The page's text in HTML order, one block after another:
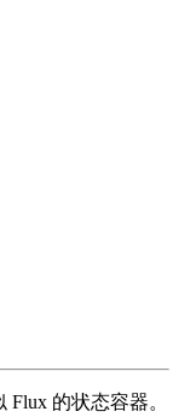
的状态容器。